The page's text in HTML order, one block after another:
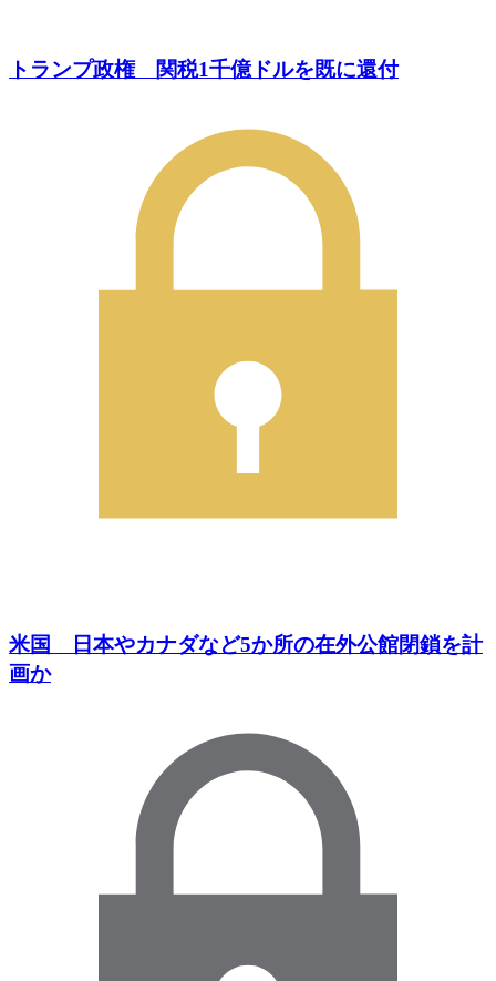
トランプ政権 関税1千億ドルを既に還付
米国 日本やカナダなど5か所の在外公館閉鎖を計
画か